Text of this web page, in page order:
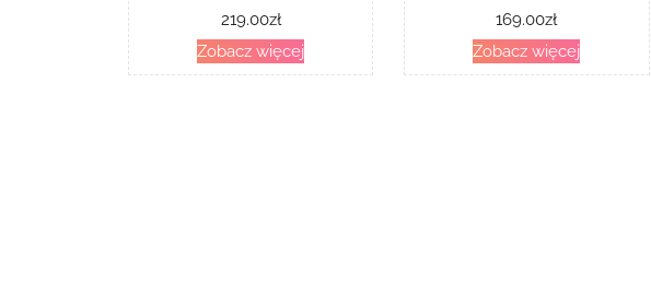
219.00zł
Zobacz więcej
169.00zł
Zobacz więcej